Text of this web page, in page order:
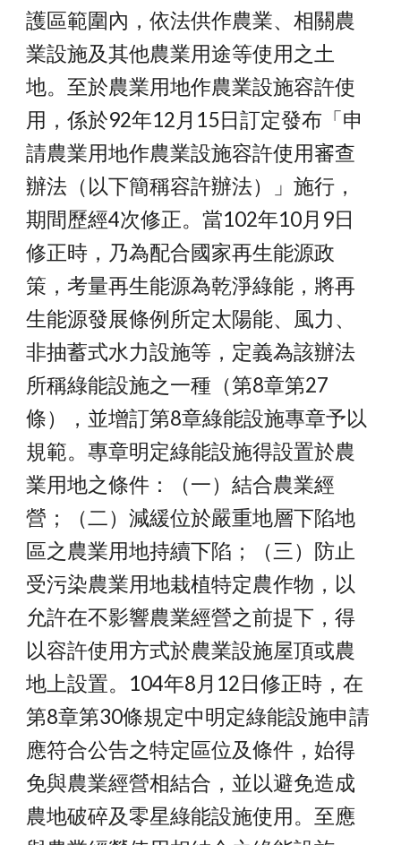
護區範圍內，依法供作農業、相關農
業設施及其他農業用途等使用之土
地。至於農業用地作農業設施容許使
用，係於92年12月15日訂定發布「申
請農業用地作農業設施容許使用審查
辦法（以下簡稱容許辦法）」施行，
期間歷經4次修正。當102年10月9日
修正時，乃為配合國家再生能源政
策，考量再生能源為乾淨綠能，將再
生能源發展條例所定太陽能、風力、
非抽蓄式水力設施等，定義為該辦法
所稱綠能設施之一種（第8章第27
條），並增訂第8章綠能設施專章予以
規範。專章明定綠能設施得設置於農
業用地之條件：（一）結合農業經
營；（二）減緩位於嚴重地層下陷地
區之農業用地持續下陷；（三）防止
受污染農業用地栽植特定農作物，以
允許在不影響農業經營之前提下，得
以容許使用方式於農業設施屋頂或農
地上設置。104年8月12日修正時，在
第8章第30條規定中明定綠能設施申請
應符合公告之特定區位及條件，始得
免與農業經營相結合，並以避免造成
農地破碎及零星綠能設施使用。至應